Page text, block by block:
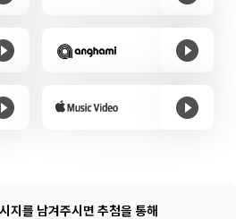
지를 남겨주시면 추첨을 통해